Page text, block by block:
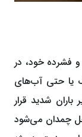
فشرده خود، در
یا حتی آب‌های
شدید قرار
چمدان می‌شود